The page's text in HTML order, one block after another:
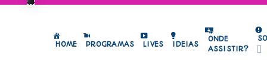
HOME PROGRAMAS LIVES IDEIAS
ONDE
ASSISTIR?